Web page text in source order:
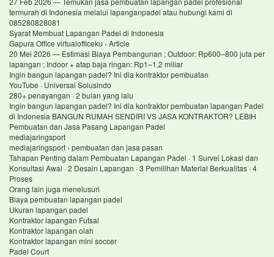
termurah di Indonesia melalui lapanganpadel atau hubungi kami di
085280828081
Syarat Membuat Lapangan Padel di Indonesia
Gapura Office virtualofficeku › Article
20 Mei 2026 — Estimasi Biaya Pembangunan ; Outdoor: Rp600–800 juta per
lapangan ; Indoor + atap baja ringan: Rp1–1,2 miliar
Ingin bangun lapangan padel? Ini dia kontraktor pembuatan
YouTube · Universal Solusindo
280+ penayangan · 2 bulan yang lalu
Ingin bangun lapangan padel? Ini dia kontraktor pembuatan lapangan Padel
di Indonesia BANGUN RUMAH SENDIRI VS JASA KONTRAKTOR? LEBIH
Pembuatan dan Jasa Pasang Lapangan Padel
mediajaringsport
mediajaringsport › pembuatan dan jasa pasan
Tahapan Penting dalam Pembuatan Lapangan Padel · 1 Survei Lokasi dan
Konsultasi Awal · 2 Desain Lapangan · 3 Pemilihan Material Berkualitas · 4
Proses
Orang lain juga menelusuri
Biaya pembuatan lapangan padel
Ukuran lapangan padel
Kontraktor lapangan Futsal
Kontraktor lapangan olah
Kontraktor lapangan mini soccer
Padel Court